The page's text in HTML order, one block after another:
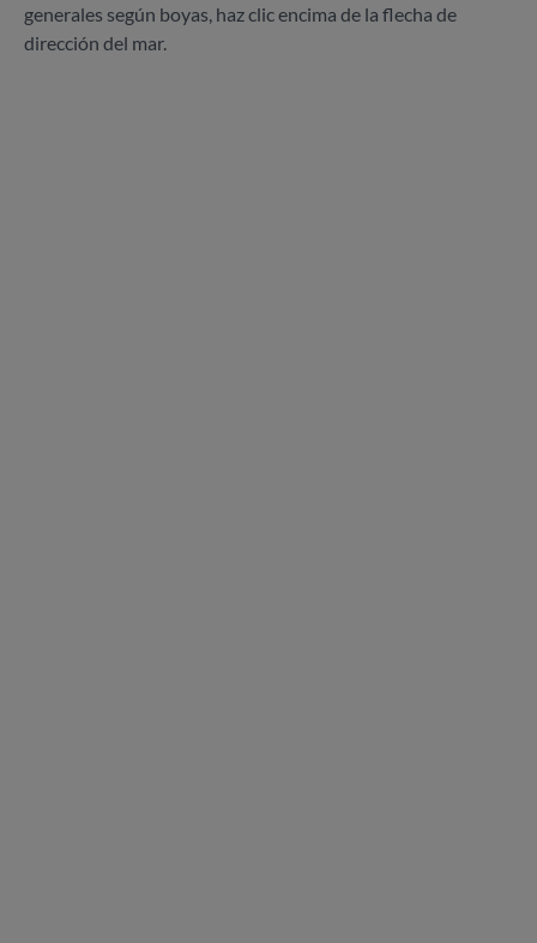
generales según boyas, haz clic encima de la flecha de
dirección del mar.